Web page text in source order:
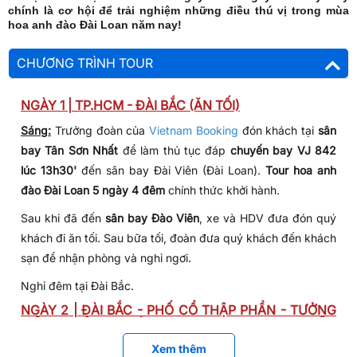
chính là cơ hội để trải nghiệm những điều thú vị trong mùa
hoa anh đào Đài Loan năm nay!
CHƯƠNG TRÌNH TOUR
NGÀY 1 | TP.HCM - ĐÀI BẮC (ĂN TỐI)
Sáng: Trưởng đoàn củaVietnam Booking đón khách tại sân
bay Tân Sơn Nhất để làm thủ tục đáp chuyến bay VJ 842
lúc 13h30' đến sân bay Đài Viên (Đài Loan).Tour hoa anh
đào Đài Loan 5 ngày 4 đêm chính thức khởi hành.
Sau khi đã đến sân bay Đào Viên, xe và HDV đưa đón quý
khách đi ăn tối. Sau bữa tối, đoàn đưa quý khách đến khách
sạn để nhận phòng và nghỉ ngơi.
Nghỉ đêm tại Đài Bắc.
NGÀY 2 | ĐÀI BẮC - PHỐ CỔ THẬP PHẦN - TƯỞNG
SÁNG/TRƯA/TỐI)
Xem thêm